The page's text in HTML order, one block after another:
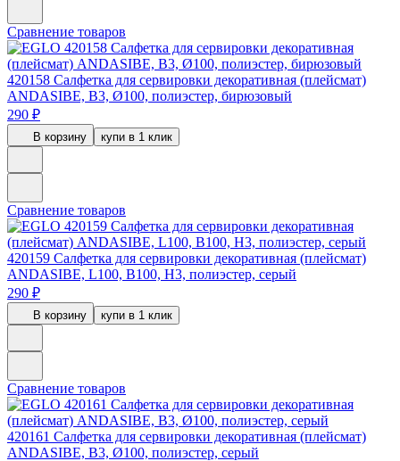
Сравнение товаров
420158 Салфетка для сервировки декоративная (плейсмат)
ANDASIBE, B3, Ø100, полиэстер, бирюзовый
290 ₽
В корзину купи в 1 клик
Сравнение товаров
420159 Салфетка для сервировки декоративная (плейсмат)
ANDASIBE, L100, B100, H3, полиэстер, серый
290 ₽
В корзину купи в 1 клик
Сравнение товаров
420161 Салфетка для сервировки декоративная (плейсмат)
ANDASIBE, B3, Ø100, полиэстер, серый